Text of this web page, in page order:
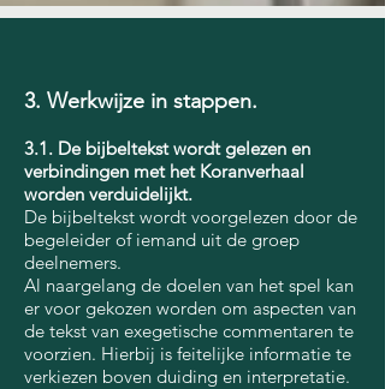
3. Werkwijze in stappen.
3.1. De bijbeltekst wordt gelezen en
verbindingen met het Koranverhaal
worden verduidelijkt.
De bijbeltekst wordt voorgelezen door de
begeleider of iemand uit de groep
deelnemers.
Al naargelang de doelen van het spel kan
er voor gekozen worden om aspecten van
de tekst van exegetische commentaren te
voorzien. Hierbij is feitelijke informatie te
verkiezen boven duiding en interpretatie.